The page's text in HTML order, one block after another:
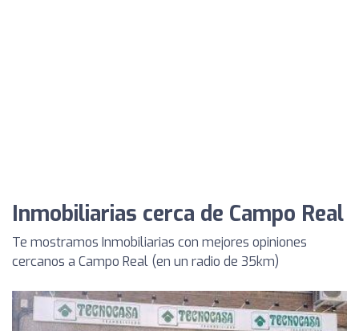
Inmobiliarias cerca de Campo Real
Te mostramos Inmobiliarias con mejores opiniones
cercanos a Campo Real (en un radio de 35km)